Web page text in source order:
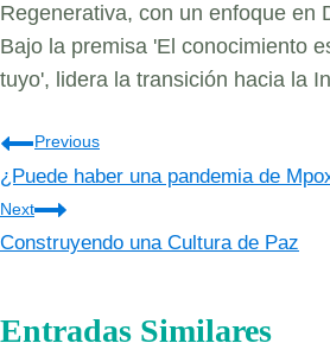
Regenerativa, con un enfoque en
Bajo la premisa 'El conocimiento
tuyo', lidera la transición hacia la
Navegación
de
entradas
Previous
¿Puede haber una pandemia de
Next
Construyendo una Cultura de Paz
Entradas Similares